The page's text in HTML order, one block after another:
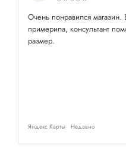
Очень понравился
примерила, консультант
размер.
Яндекс Карты Недавно